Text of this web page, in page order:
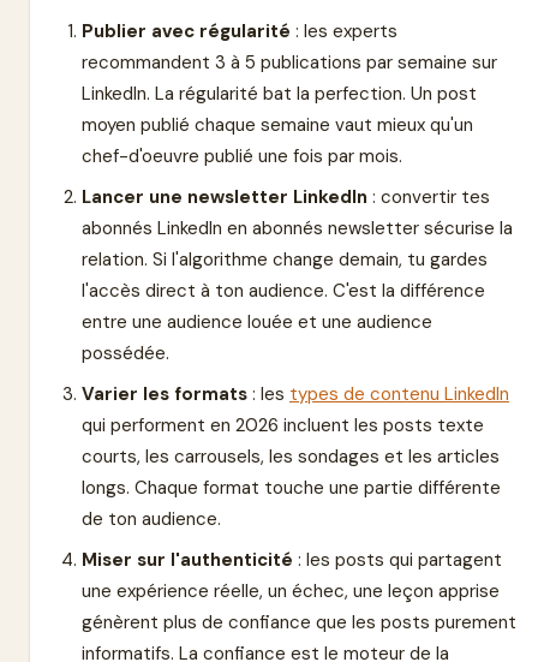
Publier avec régularité : les experts
recommandent 3 à 5 publications par semaine sur
LinkedIn. La régularité bat la perfection. Un post
moyen publié chaque semaine vaut mieux qu'un
chef-d'oeuvre publié une fois par mois.
Lancer une newsletter LinkedIn : convertir tes
abonnés LinkedIn en abonnés newsletter sécurise la
relation. Si l'algorithme change demain, tu gardes
l'accès direct à ton audience. C'est la différence
entre une audience louée et une audience
possédée.
Varier les formats: les types de contenu LinkedIn
qui performent en 2026 incluent les posts texte
courts, les carrousels, les sondages et les articles
longs. Chaque format touche une partie différente
de ton audience.
Miser sur l'authenticité : les posts qui partagent
une expérience réelle, un échec, une leçon apprise
génèrent plus de confiance que les posts purement
informatifs. La confiance est le moteur de la